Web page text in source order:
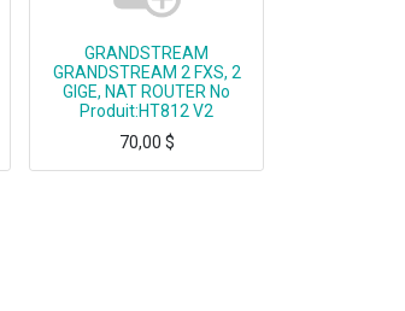
GRANDSTREAM
GRANDSTREAM 2 FXS, 2
GIGE, NAT ROUTER No
Produit:HT812 V2
70,00 $